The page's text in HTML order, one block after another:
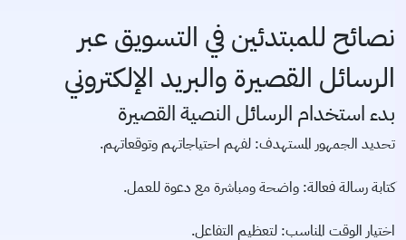
نصائح للمبتدئين في التسويق عبر
الرسائل القصيرة والبريد الإلكتروني
بدء استخدام الرسائل النصية القصيرة
تحديد الجمهور المستهدف: لفهم احتياجاتهم وتوقعاتهم.
كتابة رسالة فعالة: واضحة ومباشرة مع دعوة للعمل.
اختيار الوقت المناسب: لتعظيم التفاعل.